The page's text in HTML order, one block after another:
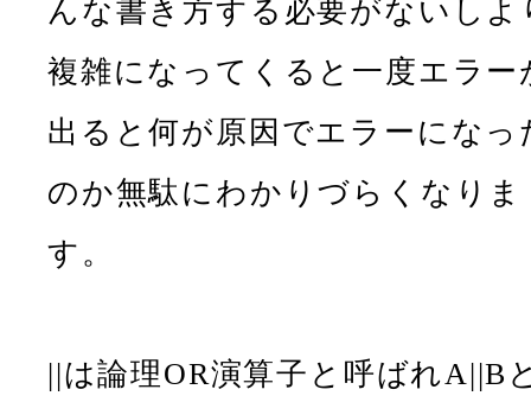
んな書き方する必要がないしよ
複雑になってくると一度エラー
出ると何が原因でエラーになっ
のか無駄にわかりづらくなりま
す。
||は論理OR演算子と呼ばれA||B